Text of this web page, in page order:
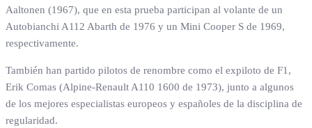
Aaltonen (1967), que en esta prueba participan al volante de un
Autobianchi A112 Abarth de 1976 y un Mini Cooper S de 1969,
respectivamente.
También han partido pilotos de renombre como el expiloto de F1,
Erik Comas (Alpine-Renault A110 1600 de 1973), junto a algunos
de los mejores especialistas europeos y españoles de la disciplina de
regularidad.